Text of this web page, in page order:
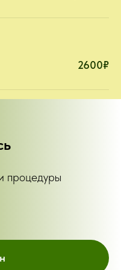
2600₽
процедуры